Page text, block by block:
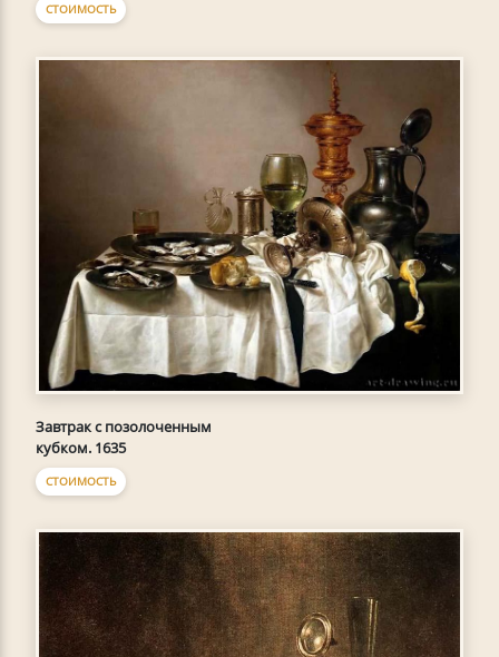
СТОИМОСТЬ
Завтрак с позолоченным
кубком. 1635
СТОИМОСТЬ